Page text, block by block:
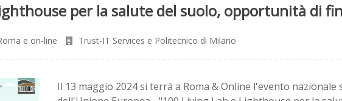
per la salute del suolo, opportunità di
e on-line Trust-IT Services e Politecnico di Milano
Il 13 maggio 2024 si terrà a Roma & Online l'evento nazionale